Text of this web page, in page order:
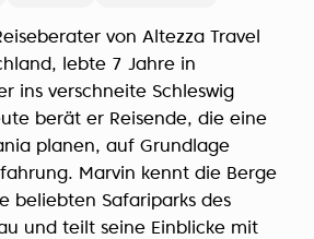
von Altezza Travel
lebte 7 Jahre in
ins verschneite Schleswig
berät er Reisende, die eine
planen, auf Grundlage
Marvin kennt die Berge
beliebten Safariparks des
und teilt seine Einblicke mit